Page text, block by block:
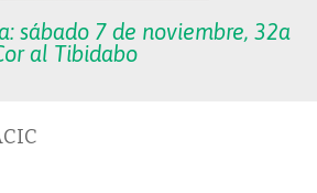
sábado 7 de noviembre, 32a
al Tibidabo